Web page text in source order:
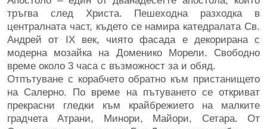
тръгва след Христа. Пешеходна разходка в
централната част, където се намира катедралата Св.
Андрей от IX век, чиято фасада е декорирана с
модерна мозайка на Доменико Морели. Свободно
време около 3 часа с възможност за и обяд.
Отпътуване с корабчето обратно към пристанището
на Салерно. По време на пътуването се откриват
прекрасни гледки към крайбрежието на малките
градчета Атрани, Минори, Майори, Сетара. От